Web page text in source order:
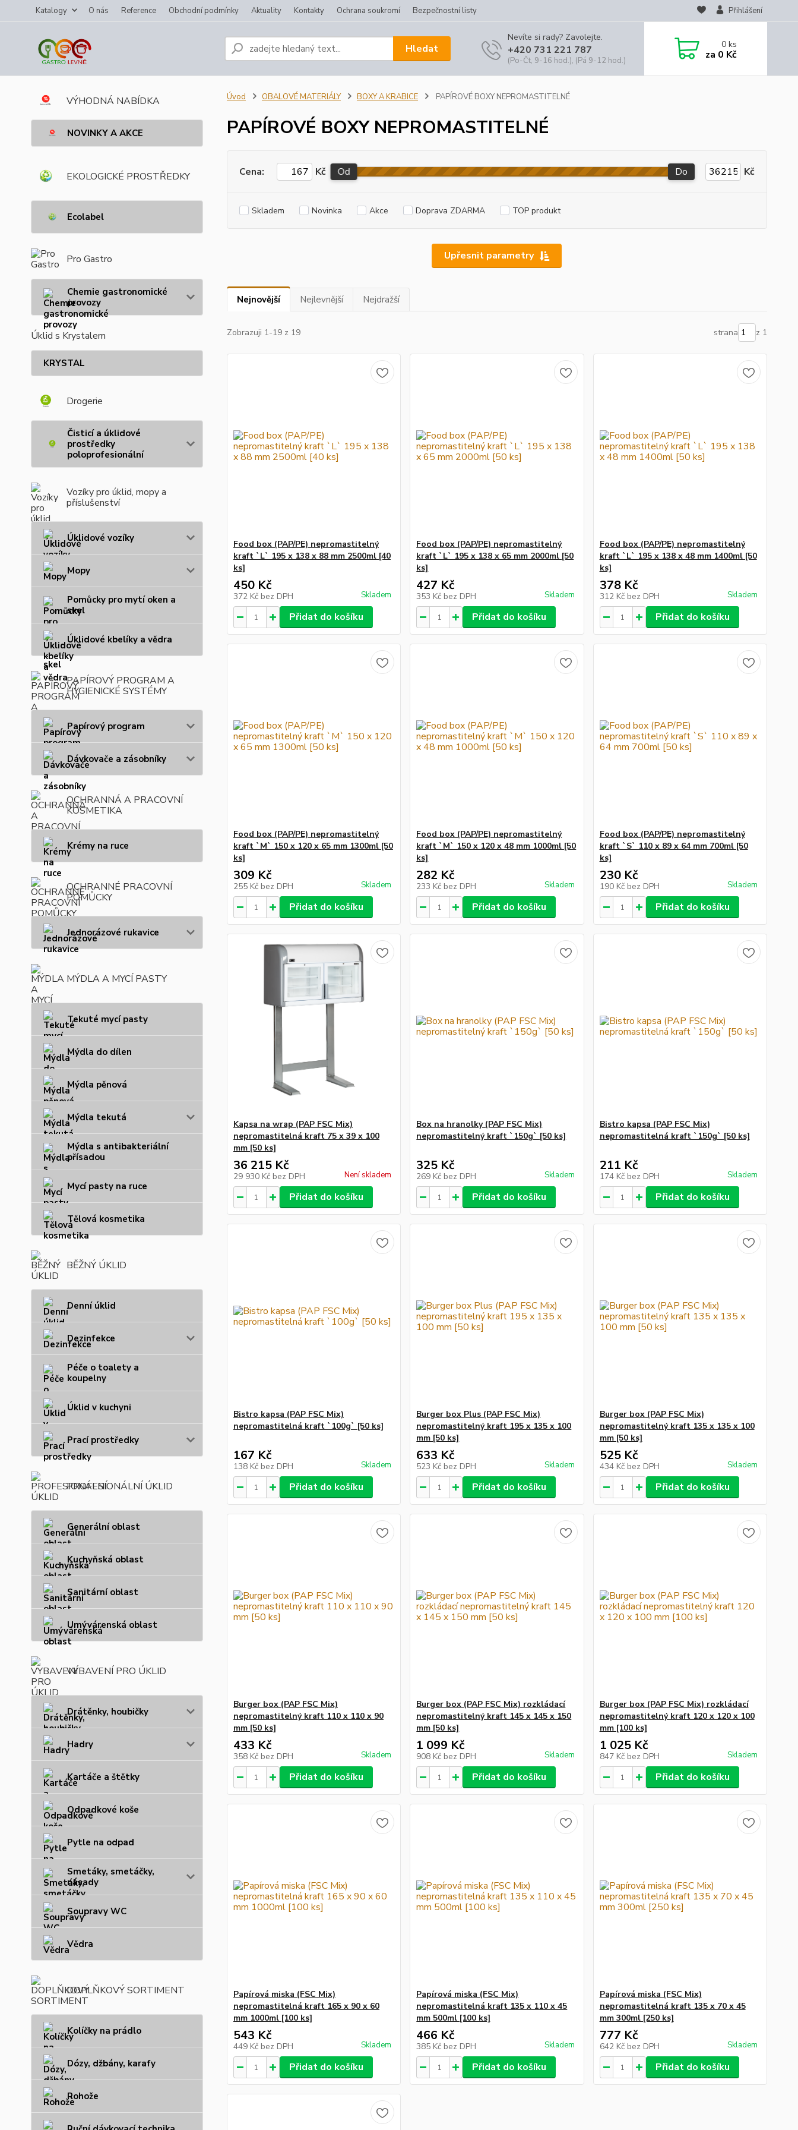
Katalogy O nás Reference Obchodní podmínky Aktuality Kontakty Ochrana soukromí Bezpečnostní listy Přihlášení
Hledat
Nevíte si rady? Zavolejte.
+420 731 221 787
(Po-Čt, 9-16 hod.), (Pá 9-12 hod.)
0ks
za 0 Kč
VÝHODNÁ NABÍDKA
NOVINKY A AKCE
EKOLOGICKÉ PROSTŘEDKY
Ecolabel
Pro Gastro
Chemie gastronomické
provozy
Úklid s Krystalem
KRYSTAL
Drogerie
Čisticí a úklidové
prostředky
poloprofesionální
Vozíky pro úklid, mopy a
příslušenství
Úklidové vozíky
Mopy
Pomůcky pro mytí oken a
skel
Úklidové kbelíky a vědra
PAPÍROVÝ PROGRAM A
HYGIENICKÉ SYSTÉMY
Papírový program
Dávkovače a zásobníky
OCHRANNÁ A PRACOVNÍ
KOSMETIKA
Krémy na ruce
OCHRANNÉ PRACOVNÍ
POMŮCKY
Jednorázové rukavice
MÝDLA A MYCÍ PASTY
Tekuté mycí pasty
Mýdla do dílen
Mýdla pěnová
Mýdla tekutá
Mýdla s antibakteriální
přísadou
Mycí pasty na ruce
Tělová kosmetika
BĚŽNÝ ÚKLID
Denní úklid
Dezinfekce
Péče o toalety a
koupelny
Úklid v kuchyni
Prací prostředky
PROFESIONÁLNÍ ÚKLID
Generální oblast
Kuchyňská oblast
Sanitární oblast
Umývárenská oblast
VYBAVENÍ PRO ÚKLID
Drátěnky, houbičky
Hadry
Kartáče a štětky
Odpadkové koše
Pytle na odpad
Smetáky, smetáčky,
násady
Soupravy WC
Vědra
DOPLŇKOVÝ SORTIMENT
Kolíčky na prádlo
Dózy, džbány, karafy
Rohože
Úvod OBALOVÉ MATERIÁLY BOXY A KRABICE PAPÍROVÉ BOXY NEPROMASTITELNÉ
PAPÍROVÉ BOXY NEPROMASTITELNÉ
Upřesnit parametry
Cena: Kč Od Do Kč
Skladem Novinka Akce Doprava ZDARMA TOP produkt
Nejnovější Nejlevnější Nejdražší
Zobrazuji 1-19 z 19 strana z 1
Food box (PAP/PE) nepromastitelný
kraft `L` 195 x 138 x 88 mm 2500ml [40
ks]
450 Kč
372 Kč bez DPH Skladem
Přidat do košíku
Food box (PAP/PE) nepromastitelný
kraft `L` 195 x 138 x 65 mm 2000ml [50
ks]
427 Kč
353 Kč bez DPH Skladem
Přidat do košíku
Food box (PAP/PE) nepromastitelný
kraft `L` 195 x 138 x 48 mm 1400ml [50
ks]
378 Kč
312 Kč bez DPH Skladem
Přidat do košíku
Food box (PAP/PE) nepromastitelný
kraft `M` 150 x 120 x 65 mm 1300ml [50
ks]
309 Kč
255 Kč bez DPH Skladem
Přidat do košíku
Food box (PAP/PE) nepromastitelný
kraft `M` 150 x 120 x 48 mm 1000ml [50
ks]
282 Kč
233 Kč bez DPH Skladem
Přidat do košíku
Food box (PAP/PE) nepromastitelný
kraft `S` 110 x 89 x 64 mm 700ml [50
ks]
230 Kč
190 Kč bez DPH Skladem
Přidat do košíku
Kapsa na wrap (PAP FSC Mix)
nepromastitelná kraft 75 x 39 x 100
mm [50 ks]
36 215 Kč
29 930 Kč bez DPH Není skladem
Přidat do košíku
Box na hranolky (PAP FSC Mix)
nepromastitelný kraft `150g` [50 ks]
325 Kč
269 Kč bez DPH Skladem
Přidat do košíku
Bistro kapsa (PAP FSC Mix)
nepromastitelná kraft `150g` [50 ks]
211 Kč
174 Kč bez DPH Skladem
Přidat do košíku
Bistro kapsa (PAP FSC Mix)
nepromastitelná kraft `100g` [50 ks]
167 Kč
138 Kč bez DPH Skladem
Přidat do košíku
Burger box Plus (PAP FSC Mix)
nepromastitelný kraft 195 x 135 x 100
mm [50 ks]
633 Kč
523 Kč bez DPH Skladem
Přidat do košíku
Burger box (PAP FSC Mix)
nepromastitelný kraft 135 x 135 x 100
mm [50 ks]
525 Kč
434 Kč bez DPH Skladem
Přidat do košíku
Burger box (PAP FSC Mix)
nepromastitelný kraft 110 x 110 x 90
mm [50 ks]
433 Kč
358 Kč bez DPH Skladem
Přidat do košíku
Burger box (PAP FSC Mix) rozkládací
nepromastitelný kraft 145 x 145 x 150
mm [50 ks]
1 099 Kč
908 Kč bez DPH Skladem
Přidat do košíku
Burger box (PAP FSC Mix) rozkládací
nepromastitelný kraft 120 x 120 x 100
mm [100 ks]
1 025 Kč
847 Kč bez DPH Skladem
Přidat do košíku
Papírová miska (FSC Mix)
nepromastitelná kraft 165 x 90 x 60
mm 1000ml [100 ks]
543 Kč
449 Kč bez DPH Skladem
Přidat do košíku
Papírová miska (FSC Mix)
nepromastitelná kraft 135 x 110 x 45
mm 500ml [100 ks]
466 Kč
385 Kč bez DPH Skladem
Přidat do košíku
Papírová miska (FSC Mix)
nepromastitelná kraft 135 x 70 x 45
mm 300ml [250 ks]
777 Kč
642 Kč bez DPH Skladem
Přidat do košíku